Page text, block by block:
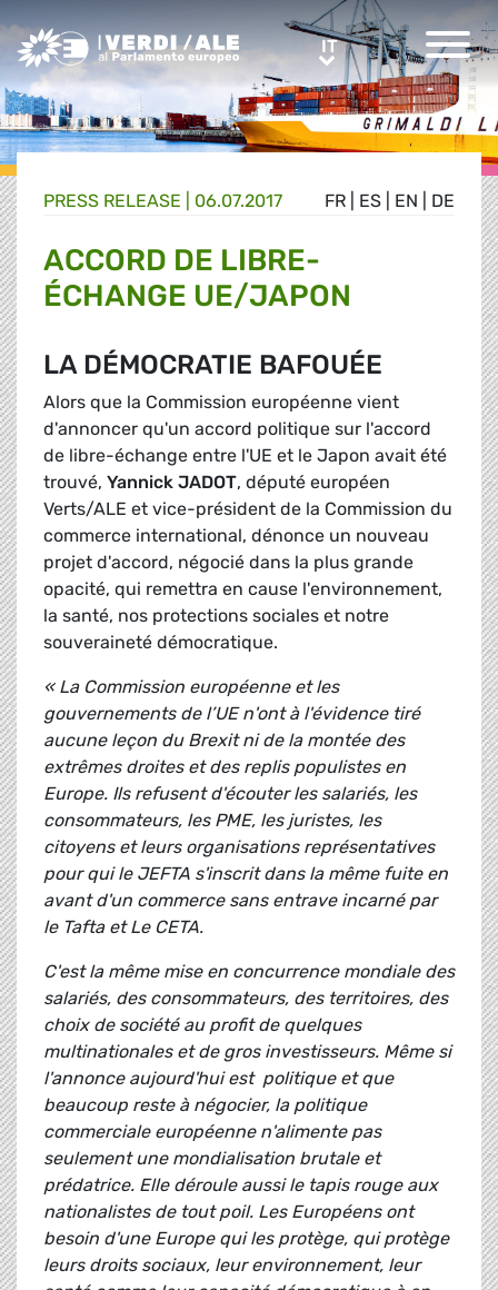
Greens/EFA Home ITIT
FR ES EN DE
PRESS RELEASE | 06.07.2017
ACCORD DE LIBRE-
ÉCHANGE UE/JAPON
LA DÉMOCRATIE BAFOUÉE
Alors que la Commission européenne vient
d'annoncer qu'un accord politique sur l'accord
de libre-échange entre l'UE et le Japon avait été
trouvé, Yannick JADOT, député européen
Verts/ALE et vice-président de la Commission du
commerce international, dénonce un nouveau
projet d'accord, négocié dans la plus grande
opacité, qui remettra en cause l'environnement,
la santé, nos protections sociales et notre
souveraineté démocratique.
« La Commission européenne et les
gouvernements de l’UE n'ont à l'évidence tiré
aucune leçon du Brexit ni de la montée des
extrêmes droites et des replis populistes en
Europe. Ils refusent d'écouter les salariés, les
consommateurs, les PME, les juristes, les
citoyens et leurs organisations représentatives
pour qui le JEFTA s'inscrit dans la même fuite en
avant d'un commerce sans entrave incarné par
le Tafta et Le CETA.
C'est la même mise en concurrence mondiale des
salariés, des consommateurs, des territoires, des
choix de société au profit de quelques
multinationales et de gros investisseurs. Même si
l'annonce aujourd'hui est politique et que
beaucoup reste à négocier, la politique
commerciale européenne n'alimente pas
seulement une mondialisation brutale et
prédatrice. Elle déroule aussi le tapis rouge aux
nationalistes de tout poil. Les Européens ont
besoin d'une Europe qui les protège, qui protège
leurs droits sociaux, leur environnement, leur